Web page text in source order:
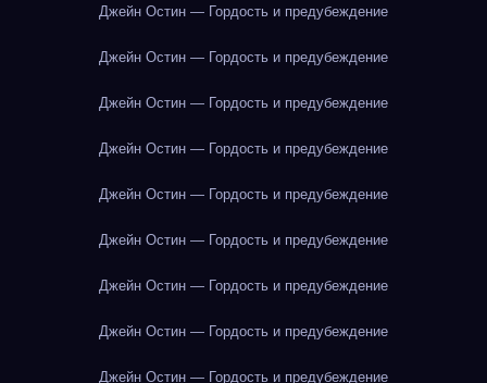
Джейн Остин — Гордость и предубеждение
Джейн Остин — Гордость и предубеждение
Джейн Остин — Гордость и предубеждение
Джейн Остин — Гордость и предубеждение
Джейн Остин — Гордость и предубеждение
Джейн Остин — Гордость и предубеждение
Джейн Остин — Гордость и предубеждение
Джейн Остин — Гордость и предубеждение
Джейн Остин — Гордость и предубеждение